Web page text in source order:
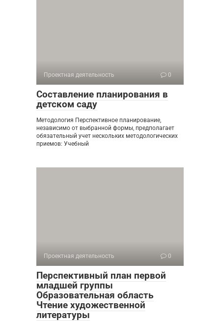
Проектная деятельность 0
Составление планирования в
детском саду
Методология Перспективное планирование,
независимо от выбранной формы, предполагает
обязательный учет нескольких методологических
приемов: Учебный
Проектная деятельность 0
Перспективный план первой
младшей группы
Образовательная область
Чтение художественной
литературы